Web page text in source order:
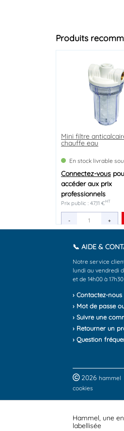
Produits
Mini filtre
chauffe eau
En stock livrable
Connectez-vous
accéder aux prix
professionnels
Prix public : 47,11 €HT
- +
système auto-
anti-corrosion
En stock livrable
Connectez-vous
accéder aux prix
professionnels
Prix public : 201,11 €HT
- +
📞 AIDE &
Notre service
lundi au vendredi
et de 14h00 à 17h30
› Contactez-nous
› Mot de passe
› Suivre une
› Retourner un
› Question
2026 hammel
cookies
Hammel, une
labellisée